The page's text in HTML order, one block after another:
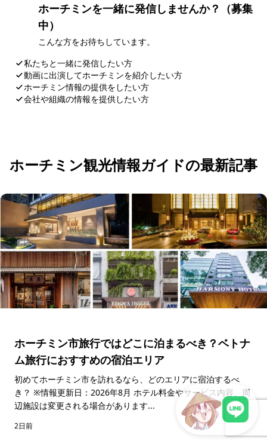
ホーチミンを一緒に発信しませんか？（募集
中）
こんな方をお待ちしています。
私たちと一緒に発信したい方
動画に出演してホーチミンを紹介したい方
ホーチミン情報の提供をしたい方
会社や組織の情報を提供したい方
ホーチミン観光情報ガイドの最新記事
ホーチミン市旅行ではどこに泊まるべき？ベトナ
ム旅行におすすめの宿泊エリア
初めてホーチミン市を訪れるなら、どのエリアに宿泊するべ
き？ ※情報更新日：2026年8月 ホテル料金やサービス内容、周
辺施設は変更される場合があります...
2日前